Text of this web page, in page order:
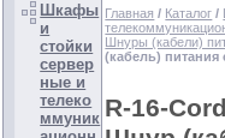
Шкафы
и
стойки
сервер
ные и
телеко
ммуник
Главная / Каталог /
Шнуры (кабели)
(кабель) питания
R-16-